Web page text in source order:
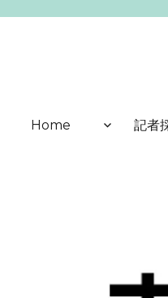
Home 記者